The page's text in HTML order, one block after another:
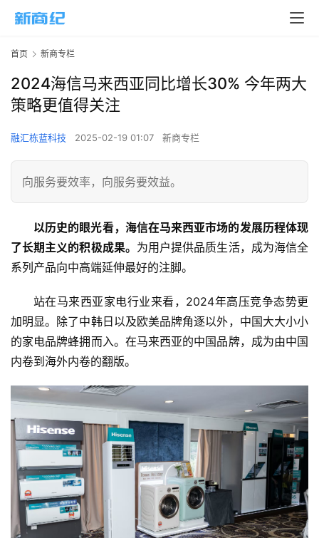
首页 新商专栏
2024海信马来西亚同比增长30% 今年两大
策略更值得关注
融汇栋蓝科技 2025-02-19 01:07 新商专栏
向服务要效率，向服务要效益。
以历史的眼光看，海信在马来西亚市场的发展历程体现
了长期主义的积极成果。 为用户提供品质生活，成为海信全
系列产品向中高端延伸最好的注脚。
站在马来西亚家电行业来看，2024年高压竞争态势更
加明显。除了中韩日以及欧美品牌角逐以外，中国大大小小
的家电品牌蜂拥而入。在马来西亚的中国品牌，成为由中国
内卷到海外内卷的翻版。